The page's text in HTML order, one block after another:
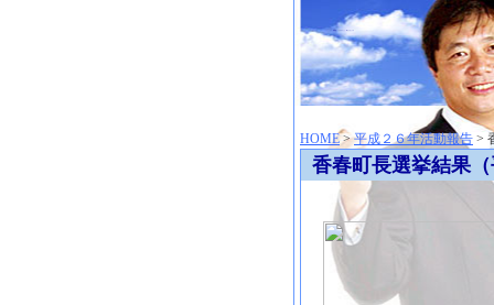
HOME>平成２６年活動報告 >
香春町長選挙結果（